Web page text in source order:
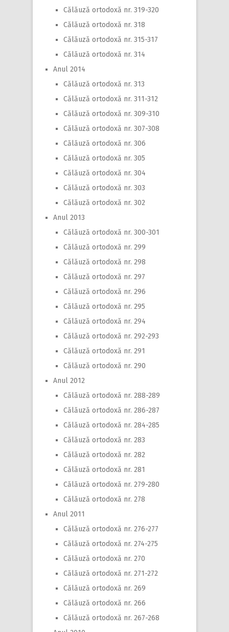
Călăuză ortodoxă nr. 319-320
Călăuză ortodoxă nr. 318
Călăuză ortodoxă nr. 315-317
Călăuză ortodoxă nr. 314
Anul 2014
Călăuză ortodoxă nr. 313
Călăuză ortodoxă nr. 311-312
Călăuză ortodoxă nr. 309-310
Călăuză ortodoxă nr. 307-308
Călăuză ortodoxă nr. 306
Călăuză ortodoxă nr. 305
Călăuză ortodoxă nr. 304
Călăuză ortodoxă nr. 303
Călăuză ortodoxă nr. 302
Anul 2013
Călăuză ortodoxă nr. 300-301
Călăuză ortodoxă nr. 299
Călăuză ortodoxă nr. 298
Călăuză ortodoxă nr. 297
Călăuză ortodoxă nr. 296
Călăuză ortodoxă nr. 295
Călăuză ortodoxă nr. 294
Călăuză ortodoxă nr. 292-293
Călăuză ortodoxă nr. 291
Călăuză ortodoxă nr. 290
Anul 2012
Călăuză ortodoxă nr. 288-289
Călăuză ortodoxă nr. 286-287
Călăuză ortodoxă nr. 284-285
Călăuză ortodoxă nr. 283
Călăuză ortodoxă nr. 282
Călăuză ortodoxă nr. 281
Călăuză ortodoxă nr. 279-280
Călăuză ortodoxă nr. 278
Anul 2011
Călăuză ortodoxă nr. 276-277
Călăuză ortodoxă nr. 274-275
Călăuză ortodoxă nr. 270
Călăuză ortodoxă nr. 271-272
Călăuză ortodoxă nr. 269
Călăuză ortodoxă nr. 266
Călăuză ortodoxă nr. 267-268